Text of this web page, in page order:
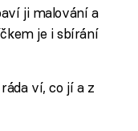
ji malování a
je i sbírání
ví, co jí a z